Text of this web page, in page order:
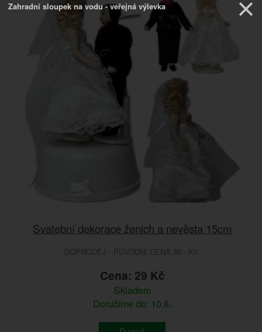
Svatební dekorace ženich a nevěsta 15cm
DOPRODEJ - PŮVODNÍ CENA 59.- Kč
Cena: 29 Kč
Skladem
Doručíme do: 10.8.
Zahradní sloupek na vodu - veřejná výlevka